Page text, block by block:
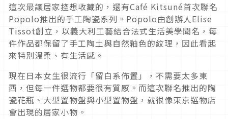
這次最讓居家控想收藏的，還有Café Kitsuné首次聯名
Popolo推出的手工陶瓷系列。Popolo由創辦人Elise
Tissot創立，以義大利工藝結合法式生活美學聞名，每
件作品都保留了手工陶土與自然釉色的紋理，因此看起
來特別溫柔、有生活感。
現在日本女生很流行「留白系佈置」，不需要太多東
西，但每一件選物都要很有質感。而這次聯名推出的陶
瓷花瓶、大型置物盤與小型置物盤，就很像東京選物店
會出現的居家小物。